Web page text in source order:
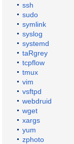
ssh
sudo
symlink
syslog
systemd
taRgrey
tcpflow
tmux
vim
vsftpd
webdruid
wget
xargs
yum
zphoto